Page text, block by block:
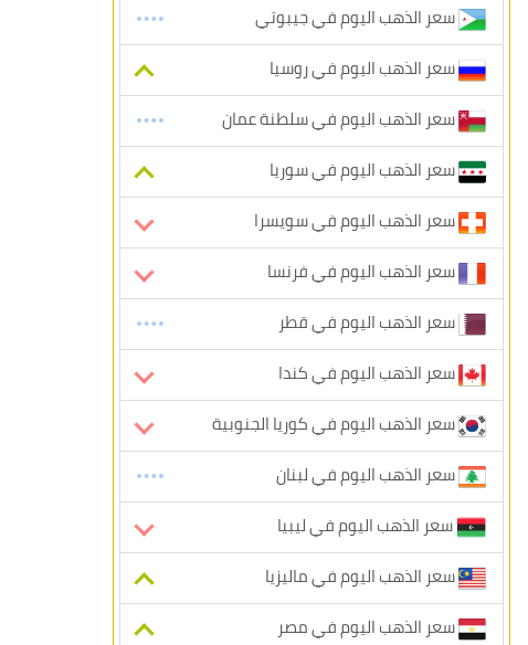
سعر الذهب اليوم في جيبوتي
سعر الذهب اليوم في روسيا
سعر الذهب اليوم في سلطنة عمان
سعر الذهب اليوم في سوريا
سعر الذهب اليوم في سويسرا
سعر الذهب اليوم في فرنسا
سعر الذهب اليوم في قطر
سعر الذهب اليوم في كندا
سعر الذهب اليوم في كوريا الجنوبية
سعر الذهب اليوم في لبنان
سعر الذهب اليوم في ليبيا
سعر الذهب اليوم في ماليزيا
سعر الذهب اليوم في مصر